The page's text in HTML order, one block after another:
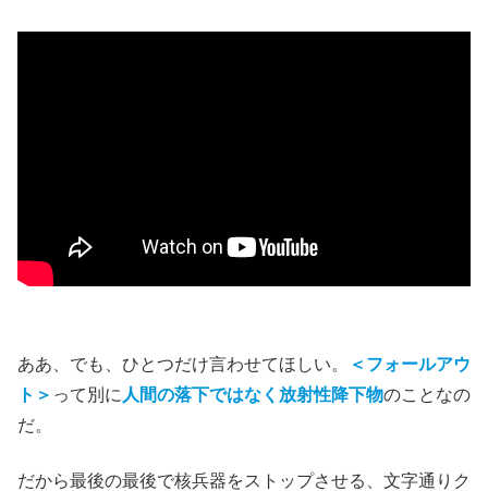
ああ、でも、ひとつだけ言わせてほしい。
＜フォールアウ
ト＞ って別に人間の落下ではなく放射性降下物のことなの
だ。
だから最後の最後で核兵器をストップさせる、文字通りク